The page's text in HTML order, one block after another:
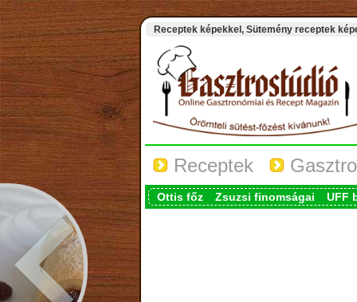
Receptek képekkel, Sütemény receptek
Receptek
Ottis főz Zsuzsi finomságai UFF